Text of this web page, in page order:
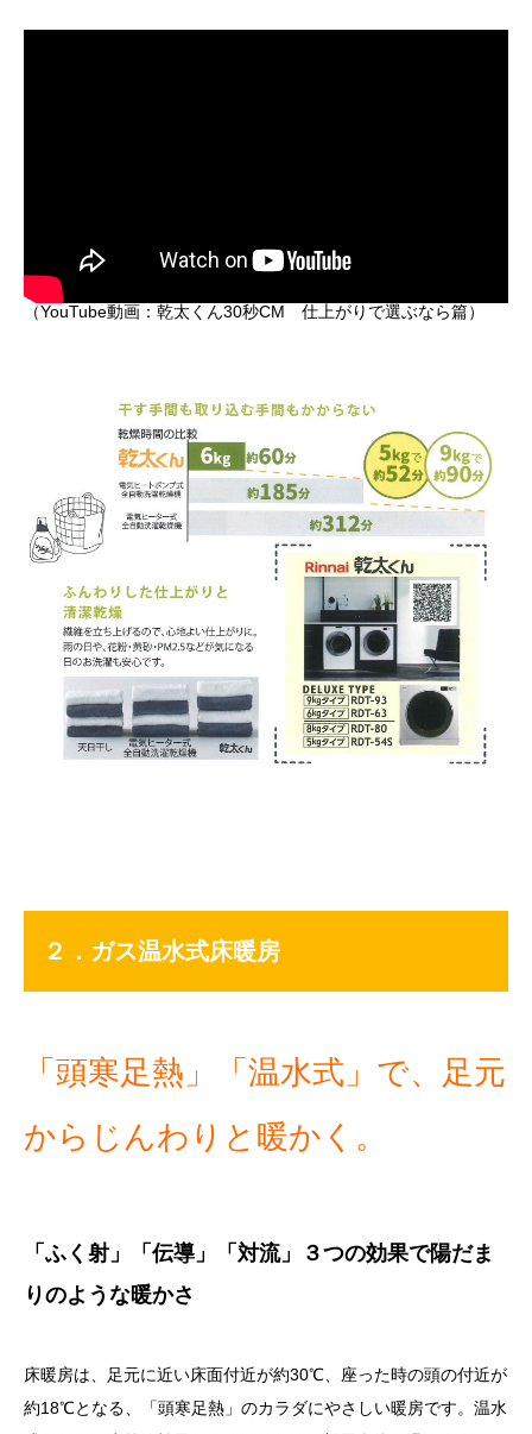
（YouTube動画：乾太くん30秒CM 仕上がりで選ぶなら篇）
２．ガス温水式床暖房
「頭寒足熱」「温水式」で、足元
からじんわりと暖かく。
「ふく射」「伝導」「対流」３つの効果で陽だま
りのような暖かさ
床暖房は、足元に近い床面付近が約30℃、座った時の頭の付近が
約18℃となる、「頭寒足熱」のカラダにやさしい暖房です。温水